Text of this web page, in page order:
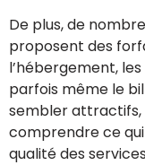
De plus, de
proposent des
l’hébergement,
parfois même le
sembler attractifs,
comprendre ce qui
qualité des